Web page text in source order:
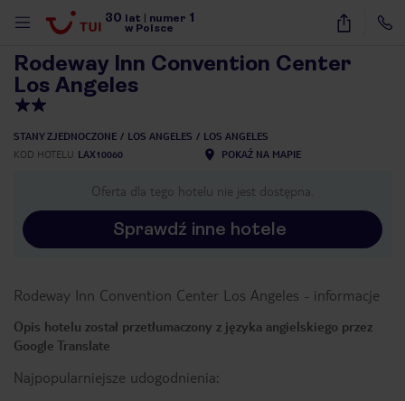
30 lat numer 1
w Polsce
40
Rodeway Inn Convention Center
Los Angeles
STANY ZJEDNOCZONE LOS ANGELES
LOS ANGELES
KOD HOTELU LAX10060 POKAŻ NA MAPIE
Oferta dla tego hotelu nie jest dostępna.
Sprawdź inne hotele
Rodeway Inn Convention Center Los Angeles - informacje
Opis hotelu został przetłumaczony z języka angielskiego przez
Google Translate
Najpopularniejsze udogodnienia: